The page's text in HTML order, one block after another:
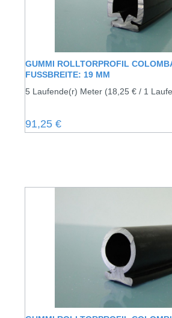
GUMMI ROLLTORPROFIL
FUSSBREITE: 19 MM
5 Laufende(r) Meter (18,25 € / 1
Regulärer Preis:
91,25 €